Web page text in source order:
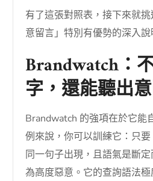
有了這張對照表，接下來就
意留言」特別有優勢的深入說
Brandwatch：
字，還能聽出
Brandwatch 的強項在於它能
例來說，你可以訓練它：只
同一句子出現，且語氣是斷
為高度惡意。它的查詢語法